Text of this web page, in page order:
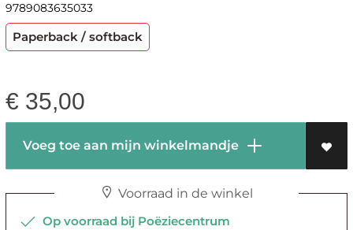
9789083635033
Paperback / softback
€ 35,00
Voeg toe aan mijn winkelmandje
Voorraad in de winkel
Op voorraad bij Poëziecentrum